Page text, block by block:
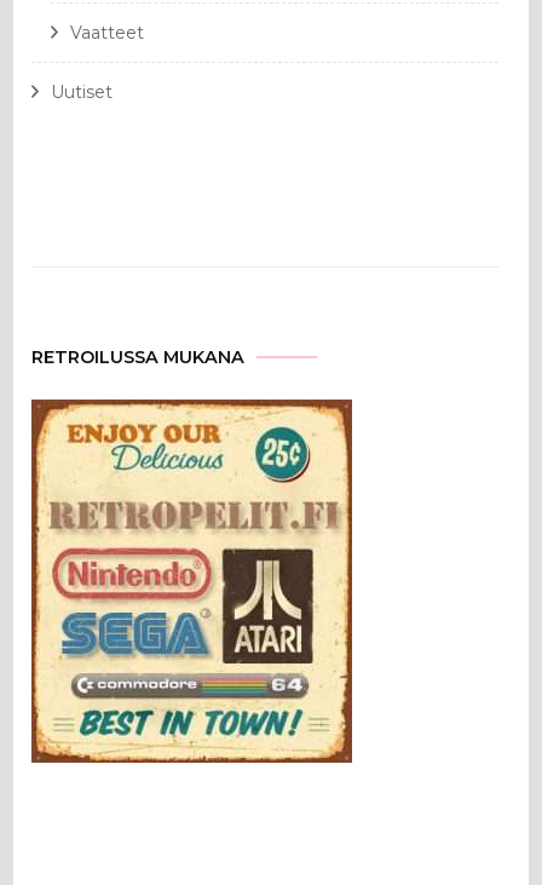
Vaatteet
Uutiset
RETROILUSSA MUKANA